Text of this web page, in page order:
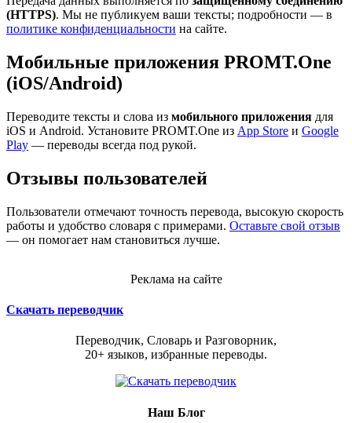
(HTTPS). Мы не публикуем ваши тексты; подробности — в
политике конфиденциальности на сайте.
Мобильные приложения PROMT.One
(iOS/Android)
Переводите тексты и слова из мобильного приложения для
iOS и Android. Установите PROMT.One из App Store и Google
Play — переводы всегда под рукой.
Отзывы пользователей
Пользователи отмечают точность перевода, высокую скорость
работы и удобство словаря с примерами. Оставьте свой отзыв
— он помогает нам становиться лучше.
Реклама на сайте
Скачать переводчик
Переводчик, Словарь и Разговорник,
20+ языков, избранные переводы.
Наш Блог